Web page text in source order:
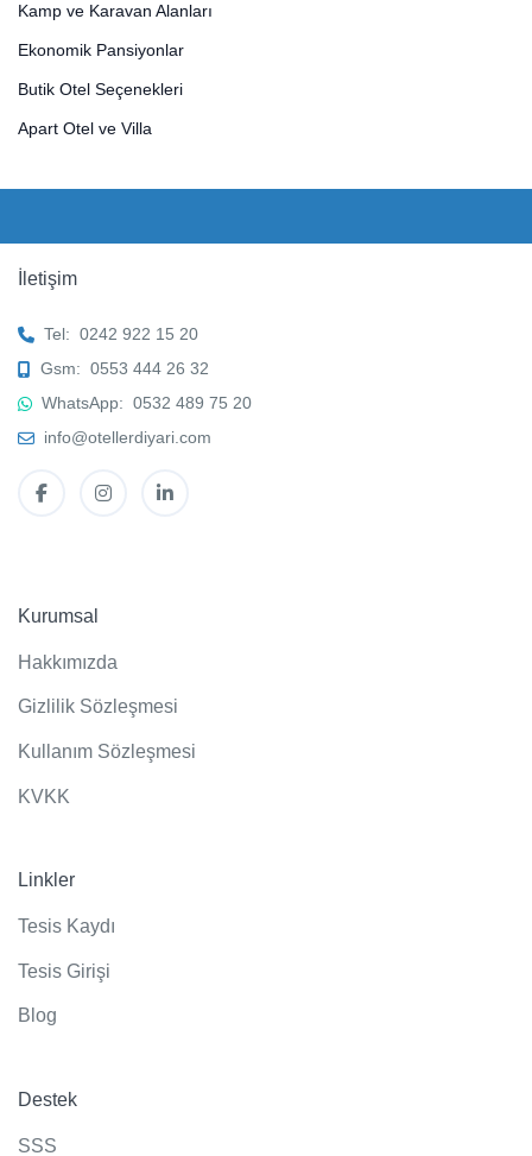
Kamp ve Karavan Alanları
Ekonomik Pansiyonlar
Butik Otel Seçenekleri
Apart Otel ve Villa
İletişim
Tel: 0242 922 15 20
Gsm: 0553 444 26 32
WhatsApp: 0532 489 75 20
info@otellerdiyari.com
Kurumsal
Hakkımızda
Gizlilik Sözleşmesi
Kullanım Sözleşmesi
KVKK
Linkler
Tesis Kaydı
Tesis Girişi
Blog
Destek
SSS